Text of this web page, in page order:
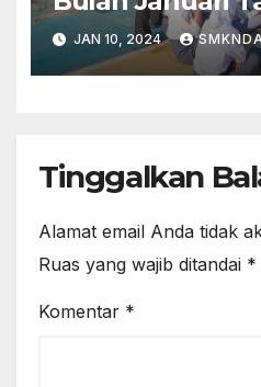
JAN 10, 2024
Tinggalkan
Alamat email Anda tidak
Ruas yang wajib ditandai *
Komentar *